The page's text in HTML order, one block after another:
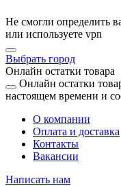
Не смогли определить
или используете vpn
Выбрать город
Онлайн остатки товара
Онлайн остатки
настоящем времени и
О компании
Оплата и доставка
Контакты
Вакансии
Написать нам